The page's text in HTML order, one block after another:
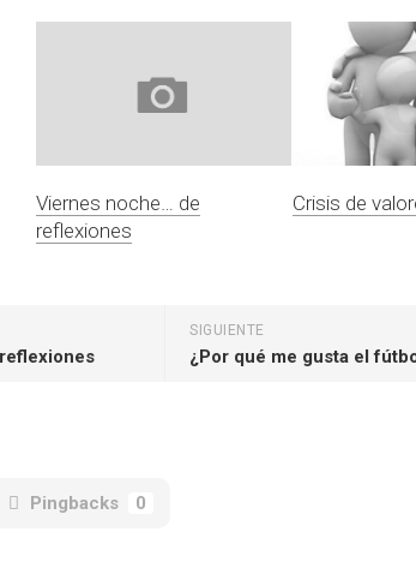
Viernes noche… de
reflexiones
Crisis de
SIGUIENTE
¿Por qué me gusta el
Pingbacks 0